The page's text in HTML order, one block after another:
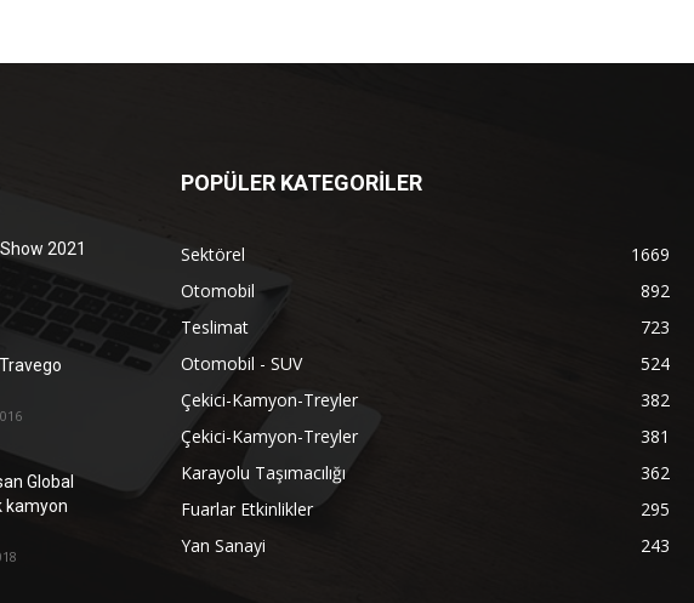
2021
Global
kamyon
POPÜLER KATEGORİLER
Sektörel
1669
Otomobil
892
Teslimat
723
Otomobil - SUV
524
Çekici-Kamyon-Treyler
382
Çekici-Kamyon-Treyler
381
Karayolu Taşımacılığı
362
Fuarlar Etkinlikler
295
Yan Sanayi
243